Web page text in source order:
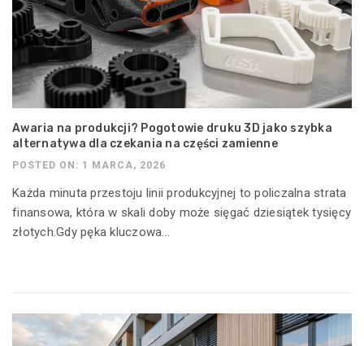
Awaria na produkcji? Pogotowie druku 3D jako szybka
alternatywa dla czekania na części zamienne
POSTED ON: 1 MARCA, 2026
Każda minuta przestoju linii produkcyjnej to policzalna strata
finansowa, która w skali doby może sięgać dziesiątek tysięcy
złotych.Gdy pęka kluczowa...